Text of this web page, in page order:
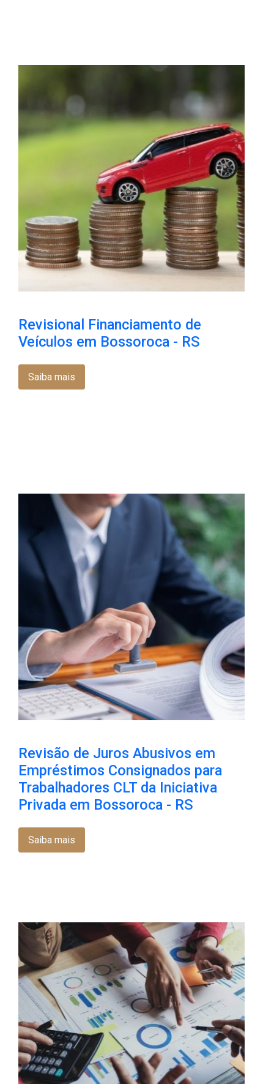
Revisional Financiamento de
Veículos em Bossoroca​ - RS
Saiba mais
Revisão de Juros Abusivos em
Empréstimos Consignados para
Trabalhadores CLT da Iniciativa
Privada em Bossoroca​ - RS
Saiba mais